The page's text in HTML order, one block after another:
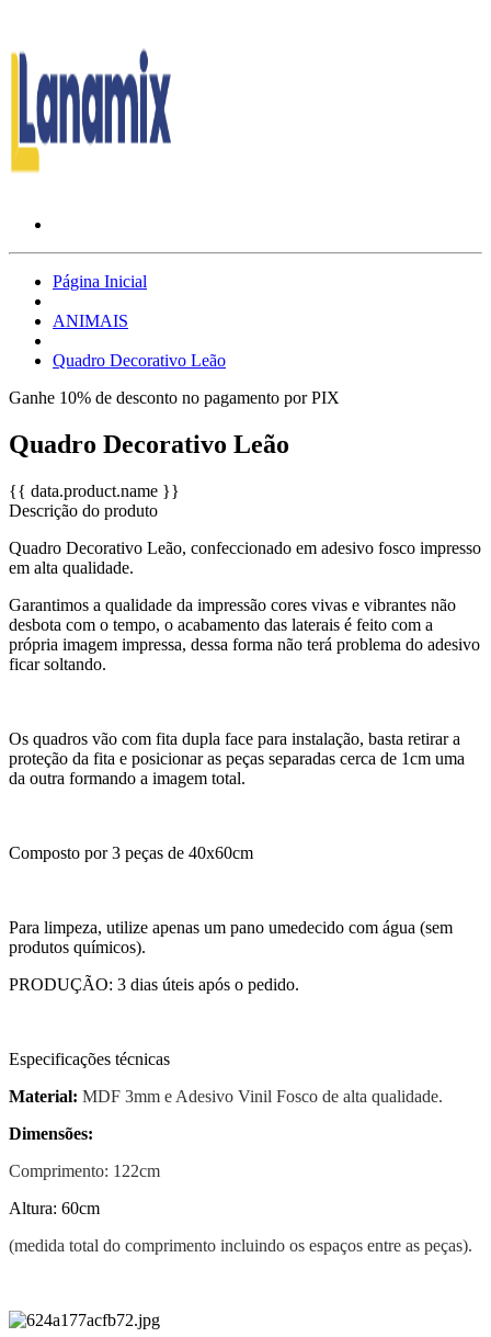
Página Inicial
ANIMAIS
Quadro Decorativo Leão
Ganhe 10% de desconto no pagamento por PIX
Quadro Decorativo Leão
{{ data.product.name }}
Descrição do produto
Quadro Decorativo Leão, confeccionado em adesivo fosco impresso
em alta qualidade.
Garantimos a qualidade da impressão cores vivas e vibrantes não
desbota com o tempo, o acabamento das laterais é feito com a
própria imagem impressa, dessa forma não terá problema do adesivo
ficar soltando.
Os quadros vão com fita dupla face para instalação, basta retirar a
proteção da fita e posicionar as peças separadas cerca de 1cm uma
da outra formando a imagem total.
Composto por 3 peças de 40x60cm
Para limpeza, utilize apenas um pano umedecido com água (sem
produtos químicos).
PRODUÇÃO: 3 dias úteis após o pedido.
Especificações técnicas
Material: MDF 3mm e Adesivo Vinil Fosco de alta qualidade.
Dimensões:
Comprimento: 122cm
Altura: 60cm
(medida total do comprimento incluindo os espaços entre as peças).